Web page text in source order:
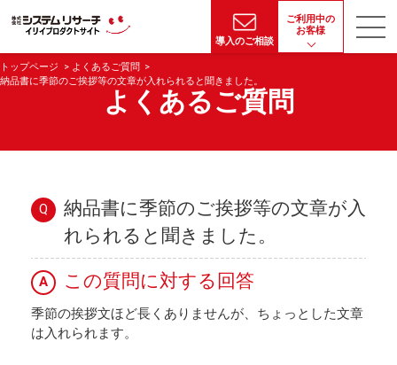
導入のご相談
ご利用中の
お客様
トップページ
よくあるご質問
納品書に季節のご挨拶等の文章が入れられると聞きました。
よくあるご質問
Q
納品書に季節のご挨拶等の文章が入
れられると聞きました。
A この質問に対する回答
季節の挨拶文ほど長くありませんが、ちょっとした文章
は入れられます。